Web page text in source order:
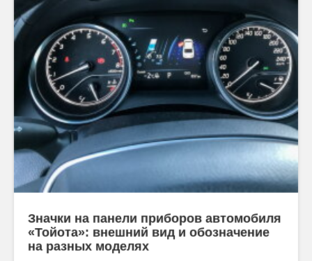
Значки на панели приборов автомобиля
«Тойота»: внешний вид и обозначение
на разных моделях